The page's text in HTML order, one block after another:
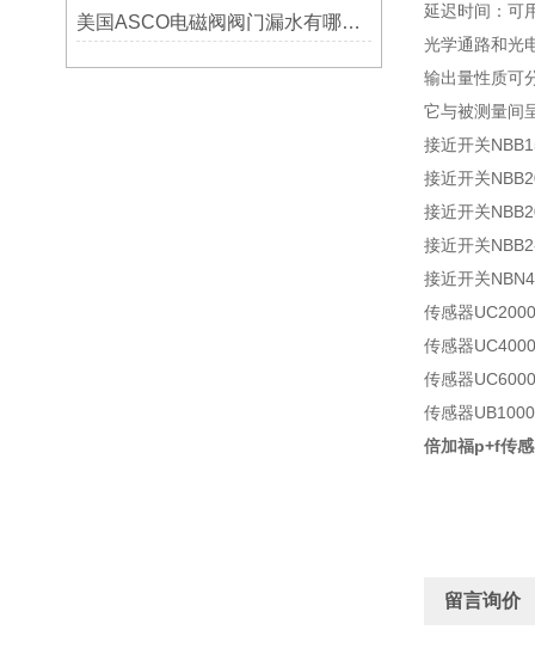
美国ASCO电磁阀阀门漏水有哪些措施？
延迟时间：可
光学通路和光
输出量性质可
它与被测量间
接近开关
接近开关
接近开关
接近开关
接近开关
传感器
传感器
传感器
传感器
倍加福p+f传
留言询价